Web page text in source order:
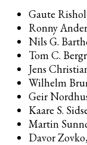
Gaute
Ronny
Nils G.
Tom C.
Jens
Wilhelm
Geir
Kaare S.
Martin
Davor